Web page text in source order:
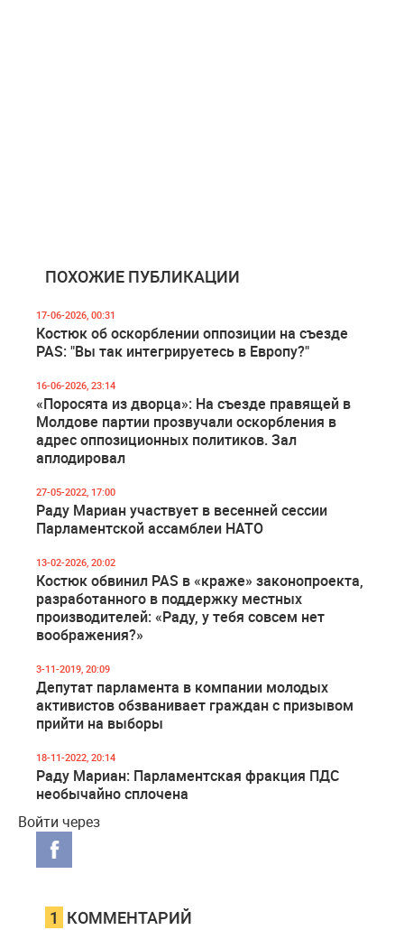
ПОХОЖИЕ ПУБЛИКАЦИИ
17-06-2026, 00:31
Костюк об оскорблении оппозиции на съезде
PAS: "Вы так интегрируетесь в Европу?"
16-06-2026, 23:14
«Поросята из дворца»: На съезде правящей в
Молдове партии прозвучали оскорбления в
адрес оппозиционных политиков. Зал
аплодировал
27-05-2022, 17:00
Раду Мариан участвует в весенней сессии
Парламентской ассамблеи НАТО
13-02-2026, 20:02
Костюк обвинил PAS в «краже» законопроекта,
разработанного в поддержку местных
производителей: «Раду, у тебя совсем нет
воображения?»
3-11-2019, 20:09
Депутат парламента в компании молодых
активистов обзванивает граждан с призывом
прийти на выборы
18-11-2022, 20:14
Раду Мариан: Парламентская фракция ПДС
необычайно сплочена
Войти через
1 КОММЕНТАРИЙ